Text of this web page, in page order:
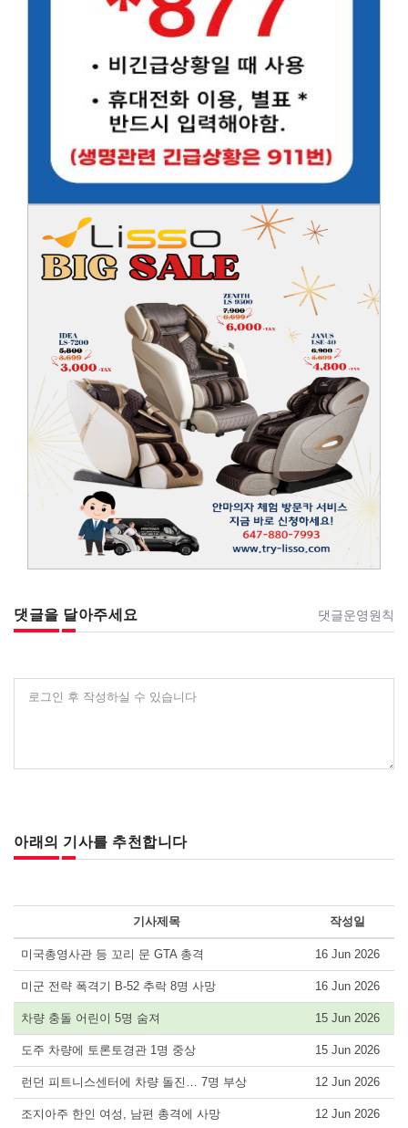
댓글을 달아주세요 댓글운영원칙
로그인 후 작성하실 수 있습니다
아래의 기사를 추천합니다
기사제목 작성일
미국총영사관 등 꼬리 문 GTA 총격 16 Jun 2026
미군 전략 폭격기 B-52 추락 8명 사망 16 Jun 2026
차량 충돌 어린이 5명 숨져 15 Jun 2026
도주 차량에 토론토경관 1명 중상 15 Jun 2026
런던 피트니스센터에 차량 돌진… 7명 부상 12 Jun 2026
조지아주 한인 여성, 남편 총격에 사망 12 Jun 2026